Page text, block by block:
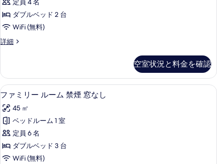
べ
て
の
を
表
示
す
る
し
の
詳
細
4
人
部
屋
煙
の
す
べ
て
の
写
真
定員 4 名
ダブルベッド 2 台
WiFi (無料)
詳細
デ
ス
4
人
屋
禁
煙
の
詳
細
空室状況と料金を確認
フ
ァ
ミ
リ
ー
ル
ファミリー ルーム 禁煙 窓なし | 羽
6
ファミリー ルーム 禁煙 窓なし
45 ㎡
ベッドルーム 1 室
定員 6 名
ダブルベッド 3 台
WiFi (無料)